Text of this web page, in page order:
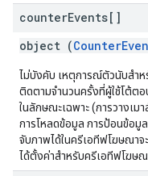
counterEvents[]
object (
ไม่บังคับ เหตุการณ์ตัวนับสำ
ติดตามจำนวนครั้งที่ผู้ใช้โต้ต
ในลักษณะเฉพาะ (การวางเม
การโหลดข้อมูล การป้อนข้อ
จับภาพได้ในครีเอทีฟโฆษณา
ได้ตั้งค่าสำหรับครีเอทีฟโฆษ